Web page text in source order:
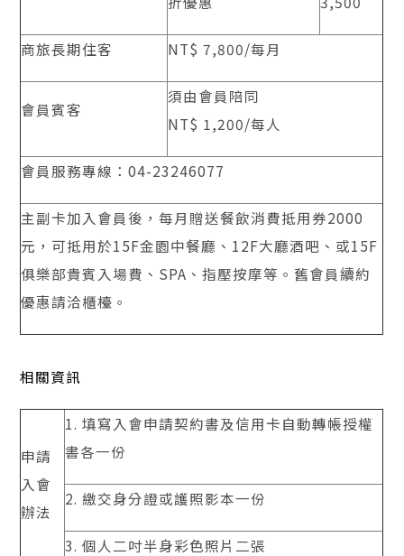
商旅長期住客 NT$ 7,800/每月
會員賓客
須由會員陪同
NT$ 1,200/每人
會員服務專線：04-23246077
主副卡加入會員後，每月贈送餐飲消費抵用券2000
元，可抵用於15F金園中餐廳、12F大廳酒吧、或15F
俱樂部貴賓入場費、SPA、指壓按摩等。舊會員續約
優惠請洽櫃檯。
相關資訊
申請
入會
辦法
1. 填寫入會申請契約書及信用卡自動轉帳授權
書各一份
2. 繳交身分證或護照影本一份
3. 個人二吋半身彩色照片二張